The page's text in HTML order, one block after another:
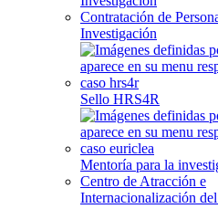
Contratación de
Investigación
Sello HRS4R
Mentoría para la
Centro de Atracción e
Internacionalización